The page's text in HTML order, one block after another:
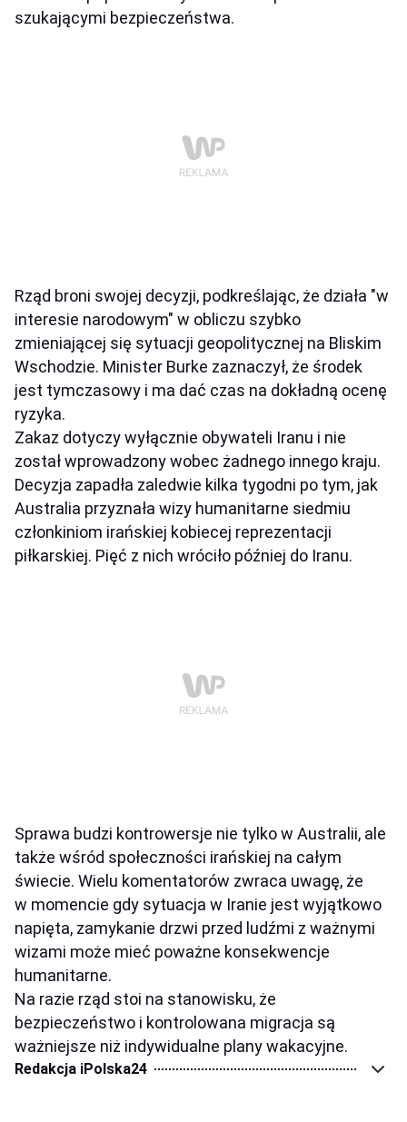
szukającymi bezpieczeństwa.
Rząd broni swojej decyzji, podkreślając, że działa "w
interesie narodowym" w obliczu szybko
zmieniającej się sytuacji geopolitycznej na Bliskim
Wschodzie. Minister Burke zaznaczył, że środek
jest tymczasowy i ma dać czas na dokładną ocenę
ryzyka.
Zakaz dotyczy wyłącznie obywateli Iranu i nie
został wprowadzony wobec żadnego innego kraju.
Decyzja zapadła zaledwie kilka tygodni po tym, jak
Australia przyznała wizy humanitarne siedmiu
członkiniom irańskiej kobiecej reprezentacji
piłkarskiej. Pięć z nich wróciło później do Iranu.
Sprawa budzi kontrowersje nie tylko w Australii, ale
także wśród społeczności irańskiej na całym
świecie. Wielu komentatorów zwraca uwagę, że
w momencie gdy sytuacja w Iranie jest wyjątkowo
napięta, zamykanie drzwi przed ludźmi z ważnymi
wizami może mieć poważne konsekwencje
humanitarne.
Na razie rząd stoi na stanowisku, że
bezpieczeństwo i kontrolowana migracja są
ważniejsze niż indywidualne plany wakacyjne.
Redakcja iPolska24